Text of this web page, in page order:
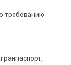
требованию